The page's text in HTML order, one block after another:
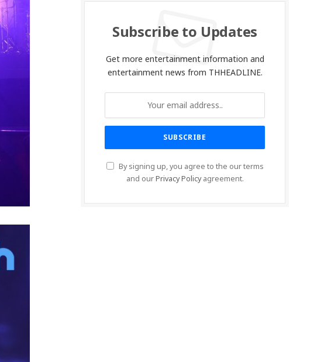
Subscribe to Updates
Get more entertainment information and
entertainment news from THHEADLINE.
By signing up, you agree to the our terms
and ourPrivacy Policyagreement.